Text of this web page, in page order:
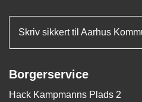
Skriv sikkert til Aarhus
Borgerservice
Hack Kampmanns Plads 2